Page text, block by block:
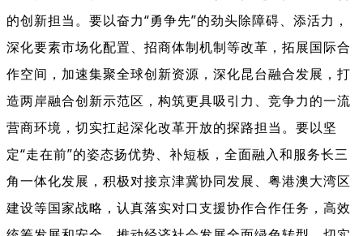
的创新担当。要以奋力“勇争先”的劲头除障碍、添活力，
深化要素市场化配置、招商体制机制等改革， 拓展国际合
作空间 ， 加速集聚全球创新资源， 深化昆台融合发展 ， 打
造两岸融合创新示范区，构筑更具吸引力、竞争力的一流
营商环境， 切实扛起深化改革开放的探路担当。 要以坚
定“走在前”的姿态扬优势、补短板，全面融入和服务长三
角一体化发展， 积极对接京津冀协同发展、粤港澳大湾区
建设等国家战略，认真落实对口支援协作合作任务， 高效